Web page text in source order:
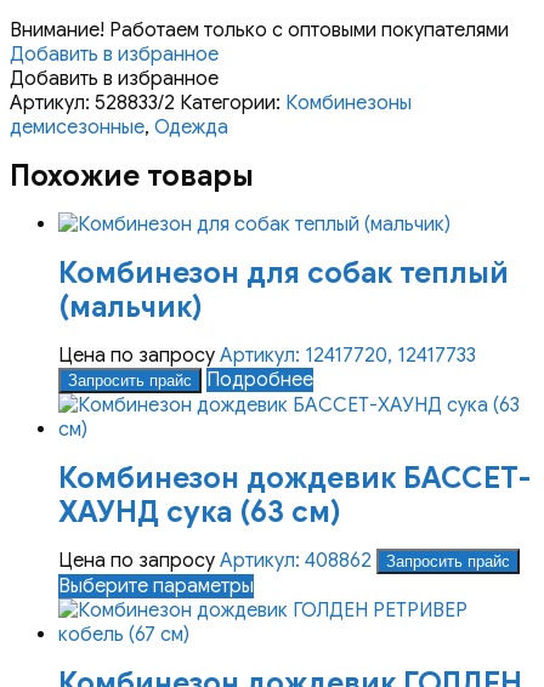
Внимание! Работаем только с оптовыми покупателями
Добавить в избранное
Добавить в избранное
Артикул: 528833/2 Категории: Комбинезоны
демисезонные, Одежда
Похожие товары
Комбинезон для собак теплый
(мальчик)
Цена по запросу Артикул: 12417720, 12417733
Запросить прайс Подробнее
Комбинезон дождевик БАССЕТ-
ХАУНД сука (63 см)
Цена по запросу Артикул: 408862 Запросить прайс
Выберите параметры
товар
вариаций.